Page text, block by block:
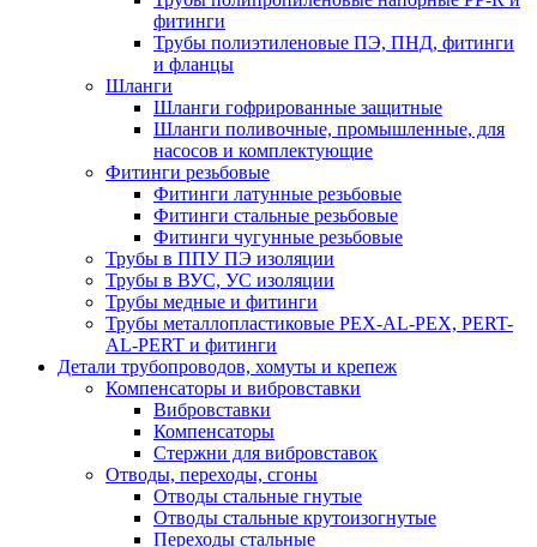
фитинги
Трубы полиэтиленовые ПЭ, ПНД, фитинги
и фланцы
Шланги
Шланги гофрированные защитные
Шланги поливочные, промышленные, для
насосов и комплектующие
Фитинги резьбовые
Фитинги латунные резьбовые
Фитинги стальные резьбовые
Фитинги чугунные резьбовые
Трубы в ППУ ПЭ изоляции
Трубы в ВУС, УС изоляции
Трубы медные и фитинги
Трубы металлопластиковые PEX-AL-PEX, PERT-
AL-PERT и фитинги
Детали трубопроводов, хомуты и крепеж
Компенсаторы и вибровставки
Вибровставки
Компенсаторы
Стержни для вибровставок
Отводы, переходы, сгоны
Отводы стальные гнутые
Отводы стальные крутоизогнутые
Переходы стальные